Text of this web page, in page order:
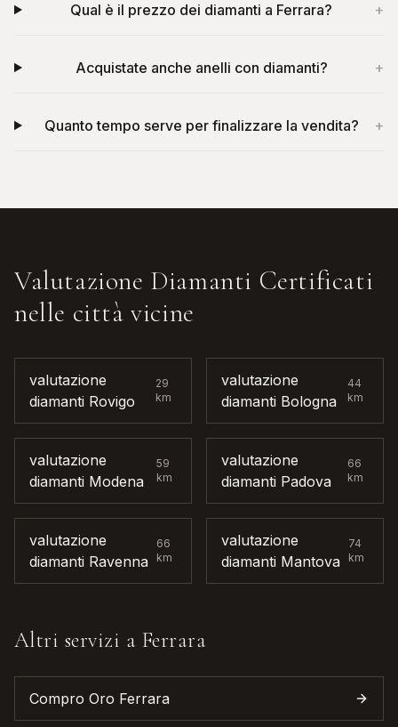
Qual è il prezzo dei diamanti a Ferrara? +
Acquistate anche anelli con diamanti? +
Quanto tempo serve per finalizzare la vendita? +
Valutazione Diamanti Certificati
nelle città vicine
valutazione
diamanti Rovigo
29
km
valutazione
diamanti Bologna
44
km
valutazione
diamanti Modena
59
km
valutazione
diamanti Padova
66
km
valutazione
diamanti Ravenna
66
km
valutazione
diamanti Mantova
74
km
Altri servizi a Ferrara
Compro Oro Ferrara